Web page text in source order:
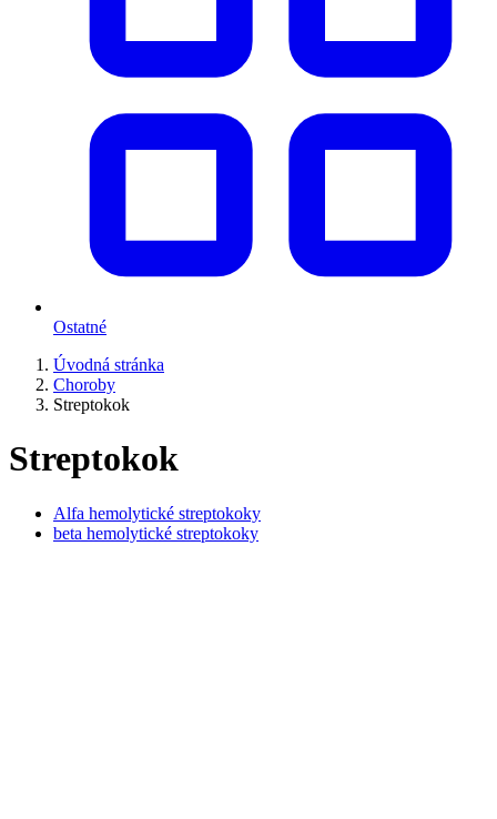
Ostatné
Úvodná stránka
Choroby
Streptokok
Streptokok
Alfa hemolytické streptokoky
beta hemolytické streptokoky